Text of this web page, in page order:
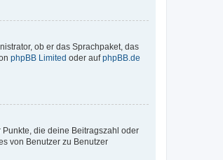
ob er das Sprachpaket, das
phpBB Limited oder aufphpBB.de
die deine Beitragszahl oder
von Benutzer zu Benutzer